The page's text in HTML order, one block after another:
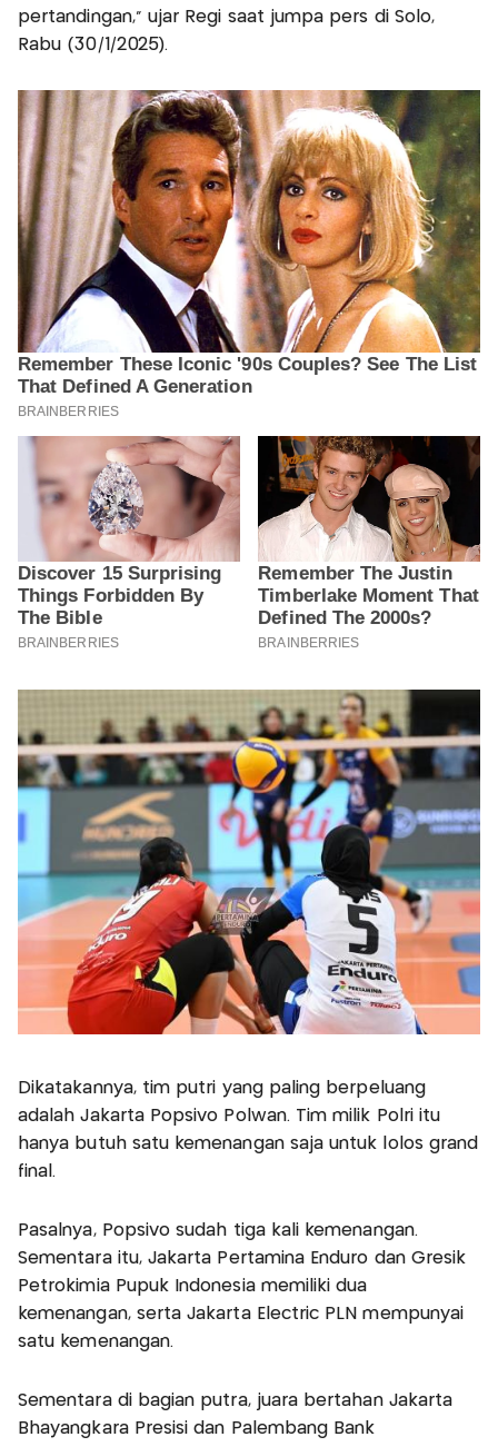
pertandingan," ujar Regi saat jumpa pers di Solo,
Rabu (30/1/2025).
Dikatakannya, tim putri yang paling berpeluang
adalah Jakarta Popsivo Polwan. Tim milik Polri itu
hanya butuh satu kemenangan saja untuk lolos grand
final.
Pasalnya, Popsivo sudah tiga kali kemenangan.
Sementara itu, Jakarta Pertamina Enduro dan Gresik
Petrokimia Pupuk Indonesia memiliki dua
kemenangan, serta Jakarta Electric PLN mempunyai
satu kemenangan.
Sementara di bagian putra, juara bertahan Jakarta
Bhayangkara Presisi dan Palembang Bank